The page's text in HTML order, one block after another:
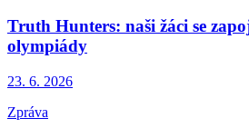
Truth Hunters: naši žáci se
olympiády
23. 6. 2026
Zpráva